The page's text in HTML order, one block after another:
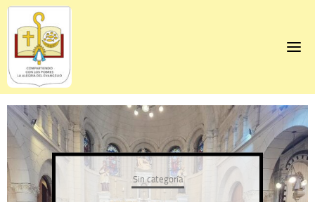
Skip
content
Sin categoría